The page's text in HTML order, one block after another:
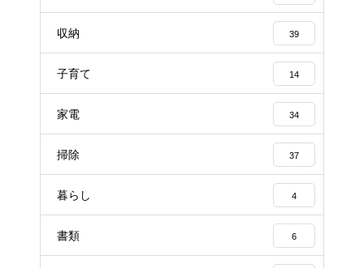
収納 39
子育て 14
家電 34
掃除 37
暮らし 4
書類 6